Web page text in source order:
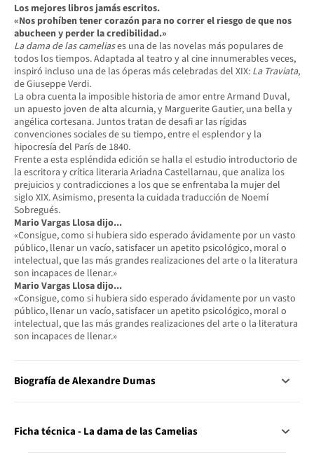
Los mejores libros jamás escritos.
«Nos prohíben tener corazón para no correr el riesgo de que nos
abucheen y perder la credibilidad.»
La dama de las cameliases una de las novelas más populares de
todos los tiempos. Adaptada al teatro y al cine innumerables veces,
inspiró incluso una de las óperas más celebradas del XIX: La Traviata,
de Giuseppe Verdi.
La obra cuenta la imposible historia de amor entre Armand Duval,
un apuesto joven de alta alcurnia, y Marguerite Gautier, una bella y
angélica cortesana. Juntos tratan de desafi ar las rígidas
convenciones sociales de su tiempo, entre el esplendor y la
hipocresía del París de 1840.
Frente a esta espléndida edición se halla el estudio introductorio de
la escritora y crítica literaria Ariadna Castellarnau, que analiza los
prejuicios y contradicciones a los que se enfrentaba la mujer del
siglo XIX. Asimismo, presenta la cuidada traducción de Noemí
Sobregués.
Mario Vargas Llosa dijo...
«Consigue, como si hubiera sido esperado ávidamente por un vasto
público, llenar un vacío, satisfacer un apetito psicológico, moral o
intelectual, que las más grandes realizaciones del arte o la literatura
son incapaces de llenar.»
Mario Vargas Llosa dijo...
«Consigue, como si hubiera sido esperado ávidamente por un vasto
público, llenar un vacío, satisfacer un apetito psicológico, moral o
intelectual, que las más grandes realizaciones del arte o la literatura
son incapaces de llenar.»
Biografía de Alexandre Dumas
Ficha técnica - La dama de las Camelias